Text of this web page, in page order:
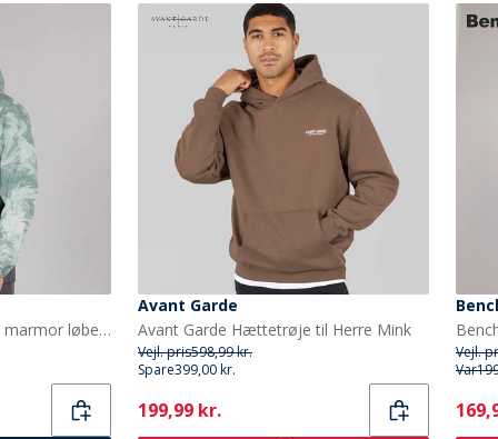
Puma Herre løb letvægts marmor løbe jakke Grå/Blå
Avant Garde
Avant Garde Hættetrøje til Herre Mink
Vejl. pris598,99 kr.
Spare399,00 kr.
Current
199,99 kr.
Vejl.
Var